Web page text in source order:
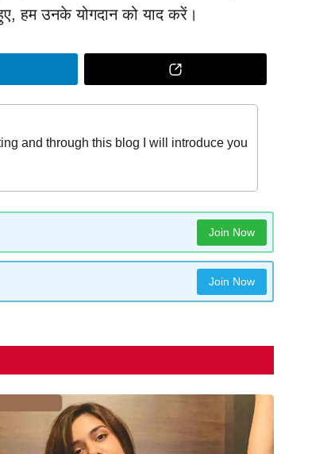
हम उनके योगदान को याद करें।
and through this blog I will introduce you
Join Now
Join Now